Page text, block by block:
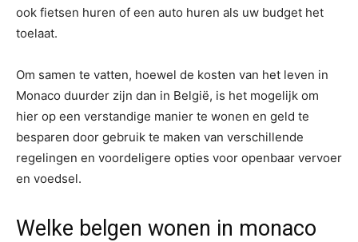
ook fietsen huren of een auto huren als uw budget het
toelaat.
Om samen te vatten, hoewel de kosten van het leven in
Monaco duurder zijn dan in België, is het mogelijk om
hier op een verstandige manier te wonen en geld te
besparen door gebruik te maken van verschillende
regelingen en voordeligere opties voor openbaar vervoer
en voedsel.
Welke belgen wonen in monaco